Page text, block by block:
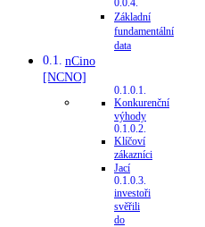
Základní
fundamentální
data
nCino
[NCNO]
Konkurenční
výhody
Klíčoví
zákazníci
Jací
investoři
svěřili
do